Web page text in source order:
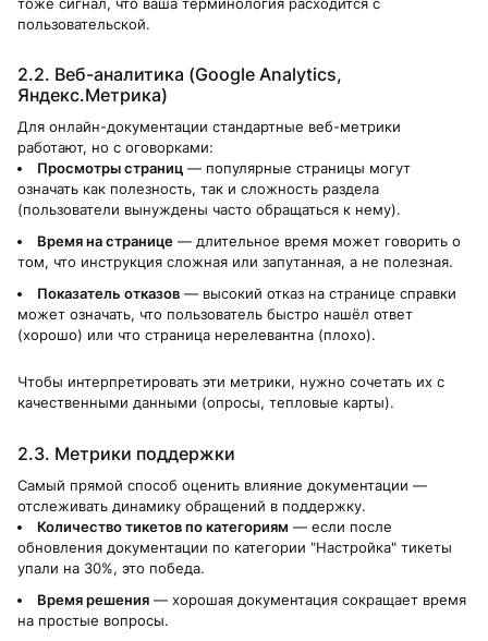
пользовательской.
2.2. Веб-аналитика (Google Analytics,
Яндекс.Метрика)
Для онлайн-документации стандартные веб-метрики
работают, но с оговорками:
Просмотры страниц — популярные страницы могут
означать как полезность, так и сложность раздела
(пользователи вынуждены часто обращаться к нему).
Время на странице — длительное время может говорить о
том, что инструкция сложная или запутанная, а не полезная.
Показатель отказов — высокий отказ на странице справки
может означать, что пользователь быстро нашёл ответ
(хорошо) или что страница нерелевантна (плохо).
Чтобы интерпретировать эти метрики, нужно сочетать их с
качественными данными (опросы, тепловые карты).
2.3. Метрики поддержки
Самый прямой способ оценить влияние документации —
отслеживать динамику обращений в поддержку.
Количество тикетов по категориям — если после
обновления документации по категории "Настройка" тикеты
упали на 30%, это победа.
Время решения — хорошая документация сокращает время
на простые вопросы.